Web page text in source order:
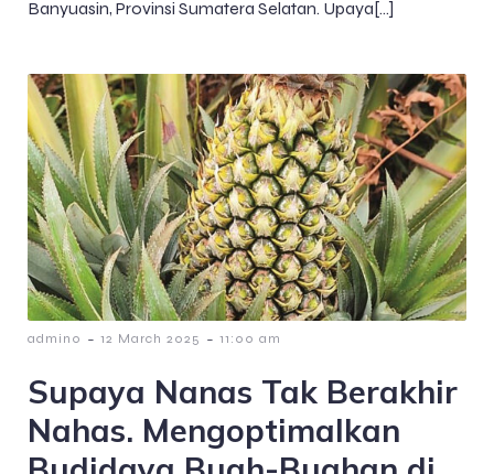
Banyuasin, Provinsi Sumatera Selatan. Upaya[…]
admin0 - 12 March 2025 - 11:00 am
Supaya Nanas Tak Berakhir
Nahas. Mengoptimalkan